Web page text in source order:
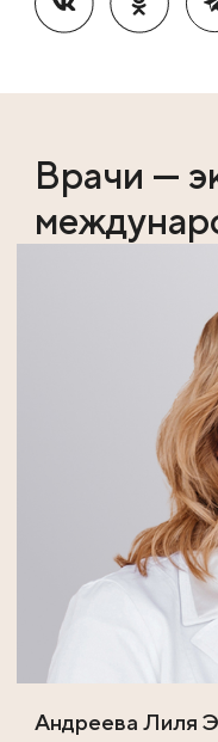
Врачи —
Андреева Лиля